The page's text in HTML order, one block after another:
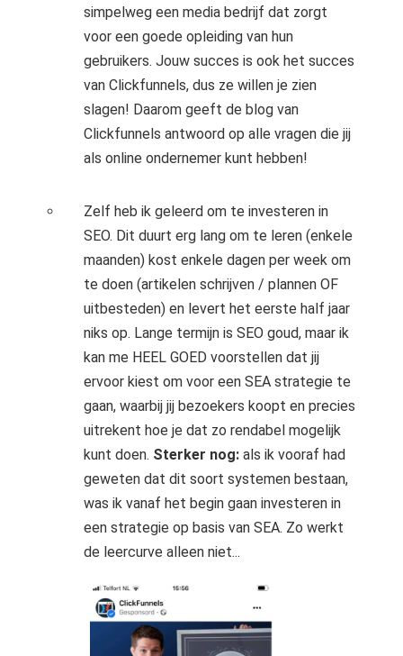
simpelweg een media bedrijf dat zorgt
voor een goede opleiding van hun
gebruikers. Jouw succes is ook het succes
van Clickfunnels, dus ze willen je zien
slagen! Daarom geeft de blog van
Clickfunnels antwoord op alle vragen die jij
als online ondernemer kunt hebben!
Zelf heb ik geleerd om te investeren in
SEO. Dit duurt erg lang om te leren (enkele
maanden) kost enkele dagen per week om
te doen (artikelen schrijven / plannen OF
uitbesteden) en levert het eerste half jaar
niks op. Lange termijn is SEO goud, maar ik
kan me HEEL GOED voorstellen dat jij
ervoor kiest om voor een SEA strategie te
gaan, waarbij jij bezoekers koopt en precies
uitrekent hoe je dat zo rendabel mogelijk
kunt doen. Sterker nog: als ik vooraf had
geweten dat dit soort systemen bestaan,
was ik vanaf het begin gaan investeren in
een strategie op basis van SEA. Zo werkt
de leercurve alleen niet...